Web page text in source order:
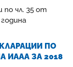
по чл. 35 от
ПО
ИААА ЗА 2018